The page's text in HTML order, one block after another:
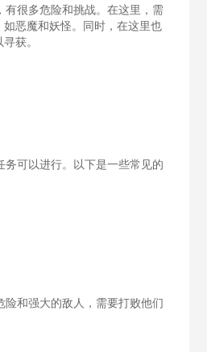
很多危险和挑战。在这里，需
恶魔和妖怪。同时，在这里也
获。
可以进行。以下是一些常见的
和强大的敌人，需要打败他们